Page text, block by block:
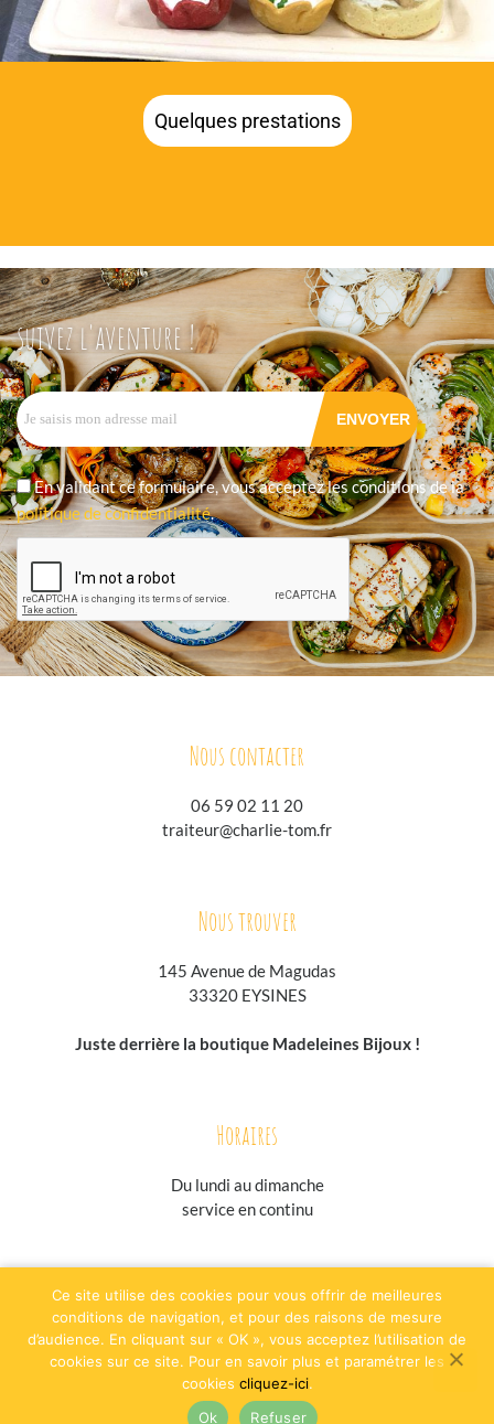
Quelques prestations
suivez l'aventure !
En validant ce formulaire, vous acceptez les conditions de la
politique de confidentialité.
Nous contacter
06 59 02 11 20
traiteur@charlie-tom.fr
Nous trouver
145 Avenue de Magudas
33320 EYSINES
Juste derrière la boutique Madeleines Bijoux !
Horaires
Du lundi audimanche
service en continu
evenementielpourtous.com
Plan du siteMentions légalesCGV
Ce site utilise des cookies pour vous offrir de meilleures
conditions de navigation, et pour des raisons de mesure
d’audience. En cliquant sur « OK », vous acceptez l’utilisation de
cookies sur ce site. Pour en savoir plus et paramétrer les
cookies cliquez-ici.
Ok
Refuser